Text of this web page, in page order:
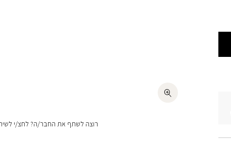
רוצה לשתף את החבר/ה? לחצ/י